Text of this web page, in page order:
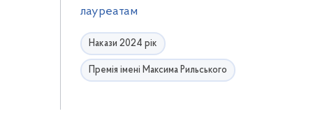
лауреатам
Накази 2024 рік
Премія імені Максима Рильського